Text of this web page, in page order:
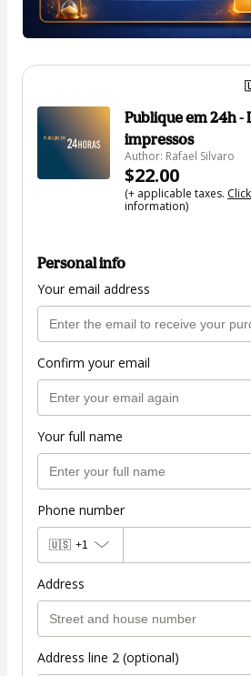
Publique em 24h -
impressos
Author: Rafael Silvaro
$22.00
(+ applicable taxes.
information)
Personal info
Your email address
Confirm your email
Your full name
Phone number
🇺🇸 +1
Address
Address line 2 (optional)